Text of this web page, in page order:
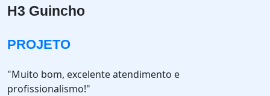
H3 Guincho
PROJETO
"Muito bom, excelente atendimento e
profissionalismo!"